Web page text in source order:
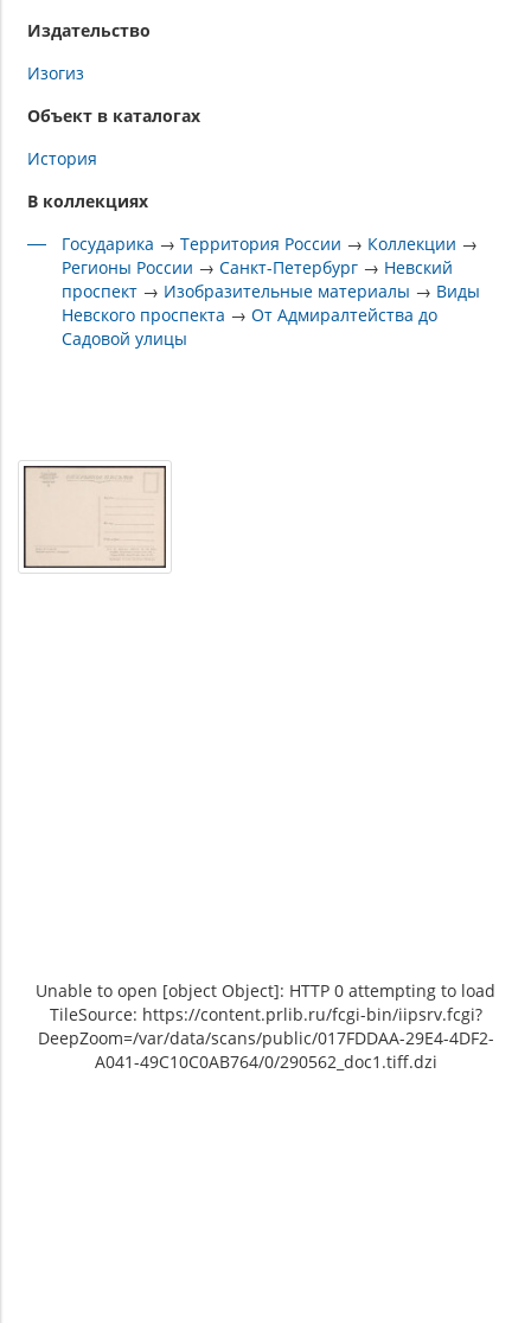
Издательство
Изогиз
Объект в каталогах
История
В коллекциях
Государика →Территория России → Коллекции →
Регионы России →Санкт-Петербург → Невский
проспект → Изобразительные материалы → Виды
Невского проспекта →От Адмиралтейства до
Садовой улицы
Unable to open [object Object]: HTTP 0 attempting to load
TileSource: https://content.prlib.ru/fcgi-bin/iipsrv.fcgi?
DeepZoom=/var/data/scans/public/017FDDAA-29E4-4DF2-
A041-49C10C0AB764/0/290562_doc1.tiff.dzi